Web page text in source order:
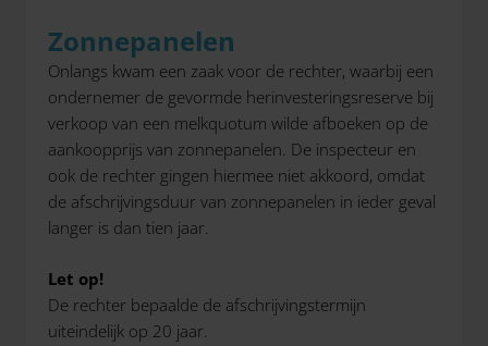
Zonnepanelen
Onlangs kwam een zaak voor de rechter, waarbij een
ondernemer de gevormde herinvesteringsreserve bij
verkoop van een melkquotum wilde afboeken op de
aankoopprijs van zonnepanelen. De inspecteur en
ook de rechter gingen hiermee niet akkoord, omdat
de afschrijvingsduur van zonnepanelen in ieder geval
langer is dan tien jaar.
Let op!
De rechter bepaalde de afschrijvingstermijn
uiteindelijk op 20 jaar.